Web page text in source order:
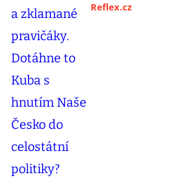
Reflex.cz